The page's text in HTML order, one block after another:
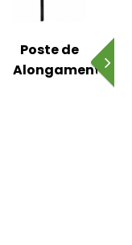
Poste de
Alongamentos